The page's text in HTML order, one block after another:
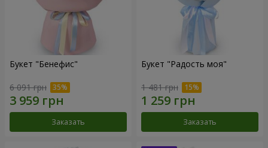
Букет "Бенефис"
6 091 грн
Заказать
Букет "Радость моя"
1 481 грн
Заказать